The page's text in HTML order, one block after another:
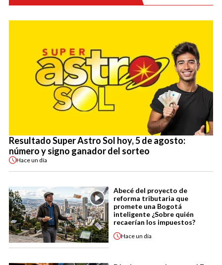
Resultado Super Astro Sol hoy, 5 de agosto:
número y signo ganador del sorteo
Haceun día
Abecé del proyecto de
reforma tributaria que
promete una Bogotá
inteligente ¿Sobre quién
recaerían los impuestos?
Haceun día